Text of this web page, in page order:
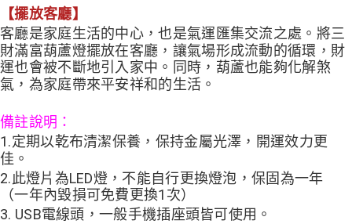
【擺放客廳】
客廳是家庭生活的中心，也是氣運匯集交流之處。將三
財滿富葫蘆燈擺放在客廳，讓氣場形成流動的循環，財
運也會被不斷地引入家中。同時，葫蘆也能夠化解煞
氣，為家庭帶來平安祥和的生活。
備註說明：
1.定期以乾布清潔保養，保持金屬光澤，開運效力更
佳。
2.此燈片為LED燈，不能自行更換燈泡，保固為一年
（一年內毀損可免費更換1次）
3. USB電線頭，一般手機插座頭皆可使用。